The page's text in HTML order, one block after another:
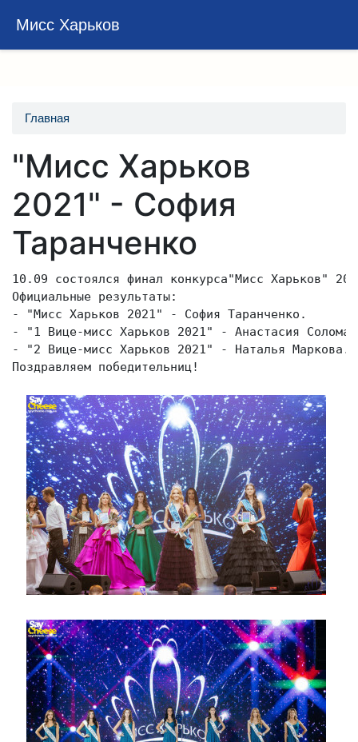
основному
Мисс Харьков
Главная
"Мисс Харьков
2021" - София
Таранченко
10.09 состоялся финал конкурса"Мисс Харьков"
Официальные результаты:
- "Мисс Харьков 2021" - София Таранченко.
- "1 Вице-мисс Харьков 2021" - Анастасия
- "2 Вице-мисс Харьков 2021" - Наталья Маркова.
Поздравляем победительниц!